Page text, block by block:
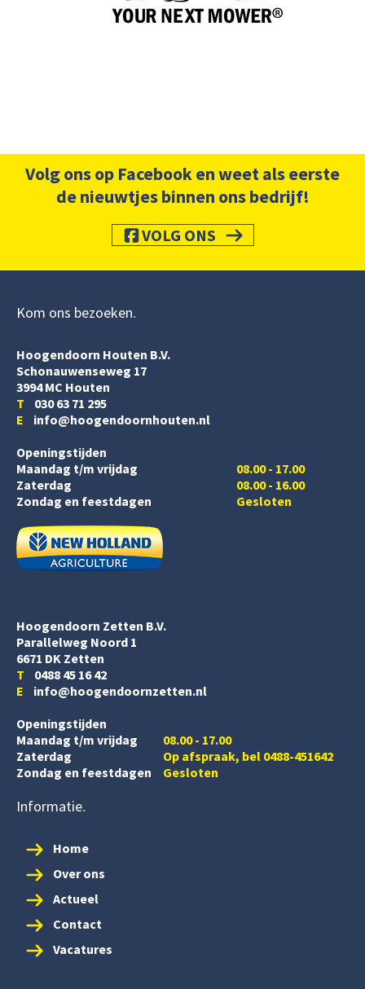
Volg ons op Facebook en weet als eerste
de nieuwtjes binnen ons bedrijf!
VOLG ONS
Kom ons bezoeken
Hoogendoorn Houten B.V.
Schonauwenseweg 17
3994 MC Houten
T 030 63 71 295
E info@hoogendoornhouten.nl
Openingstijden
Maandag t/m vrijdag
Zaterdag
08.00 - 17.00
08.00 - 16.00
Zondag en feestdagen
Gesloten
Hoogendoorn Zetten B.V.
Parallelweg Noord 1
6671 DK Zetten
T 0488 45 16 42
E info@hoogendoornzetten.nl
Openingstijden
Maandag t/m vrijdag
08.00 - 17.00
Zaterdag
Op afspraak, bel 0488-451642
Zondag en feestdagen
Gesloten
Informatie
Home
Over ons
Actueel
Contact
Vacatures